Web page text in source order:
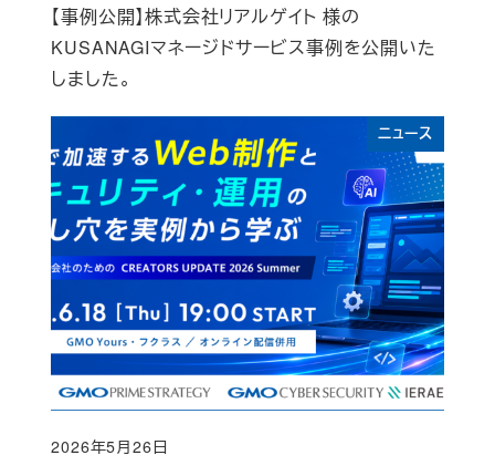
【事例公開】株式会社リアルゲイト 様の
KUSANAGIマネージドサービス事例を公開いた
しました。
ニュース
2026年5月26日